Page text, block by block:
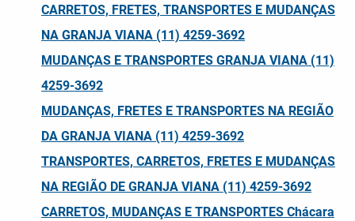
CARRETOS, FRETES, TRANSPORTES E MUDANÇAS
NA GRANJA VIANA (11) 4259-3692
MUDANÇAS E TRANSPORTES GRANJA VIANA (11)
4259-3692
MUDANÇAS, FRETES E TRANSPORTES NA REGIÃO
DA GRANJA VIANA (11) 4259-3692
TRANSPORTES, CARRETOS, FRETES E MUDANÇAS
NA REGIÃO DE GRANJA VIANA (11) 4259-3692
CARRETOS, MUDANÇAS E TRANSPORTES Chácara